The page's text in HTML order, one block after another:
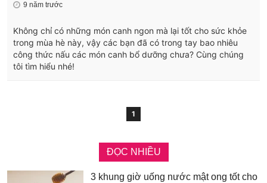
9 năm trước
Không chỉ có những món canh ngon mà lại tốt cho sức khỏe
trong mùa hè này, vậy các bạn đã có trong tay bao nhiêu
công thức nấu các món canh bổ dưỡng chưa? Cùng chúng
tôi tìm hiểu nhé!
1
ĐỌC NHIỀU
3 khung giờ uống nước mật ong tốt cho